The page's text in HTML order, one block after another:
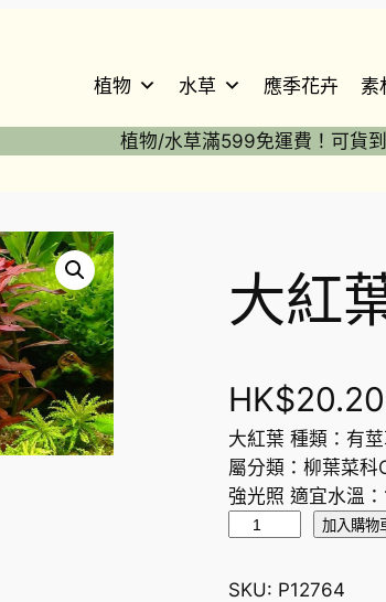
植物 水草 應季花卉 素
植物/水草滿599免運費！可貨到
大紅
HK$20.20
大紅葉 種類：有
屬分類：柳葉菜科
強光照 適宜水溫
葉
加入購物
SKU: P12764